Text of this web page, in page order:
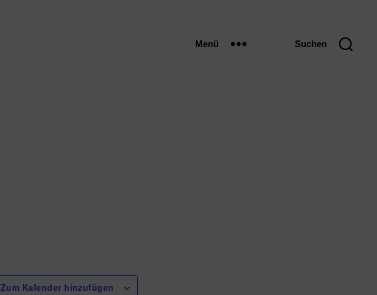
Menü Suchen
Zum Kalender hinzufügen